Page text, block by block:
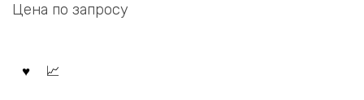
Цена по запросу